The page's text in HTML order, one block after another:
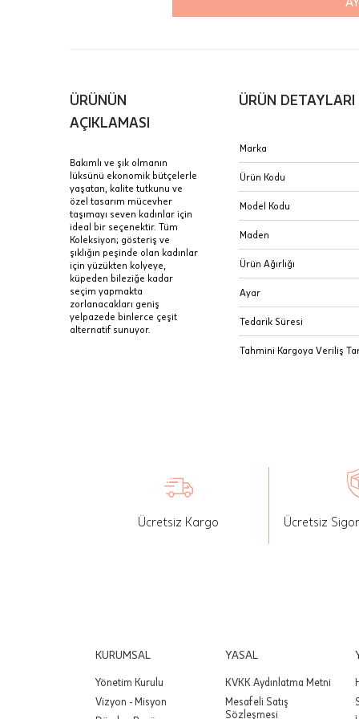
Stoklar çok
Taksit
Tek Çekim
2 Taksit
3 Taksit
E-Posta Adresi
ÜRÜNÜN
AÇIKLAMASI
Bakımlı ve şık olmanın
lüksünü ekonomik bütçelerle
yaşatan, kalite tutkunu ve
özel tasarım mücevher
taşımayı seven kadınlar için
ideal bir seçenektir. Tüm
Koleksiyon; gösteriş ve
şıklığın peşinde olan kadınlar
için yüzükten kolyeye,
küpeden bileziğe kadar
seçim yapmakta
zorlanacakları geniş
yelpazede binlerce çeşit
alternatif sunuyor.
ÜRÜN DETAYLARI
Marka
Ürün Kodu
Model Kodu
Maden
Ürün Ağırlığı
Ayar
Tedarik Süresi
Tahmini Kargoya Veriliş
Ücretsiz Kargo Ücretsiz
KURUMSAL
Yönetim Kurulu
Vizyon - Misyon
YASAL
KVKK Aydınlatma Metni
Mesafeli Satış
Sözleşmesi
Sertifika
JTR |
Sipariş
İptal:
seçilen
Önemli:
Önemli: